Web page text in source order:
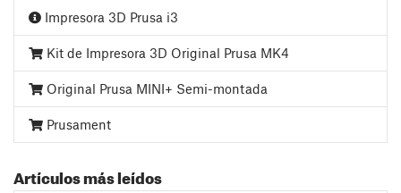
Impresora 3D Prusa i3
Kit de Impresora 3D Original Prusa MK4
Original Prusa MINI+ Semi-montada
Prusament
Artículos más leídos